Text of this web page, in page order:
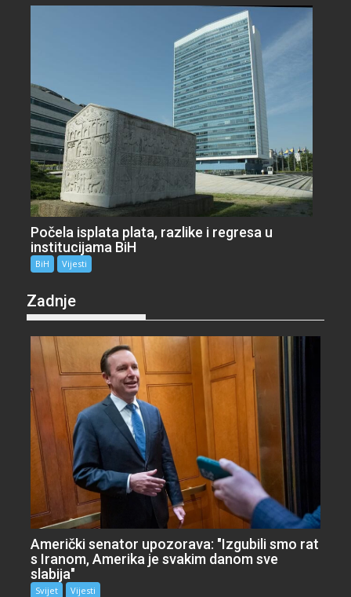
Počela isplata plata, razlike i regresa u
institucijama BiH
BiH Vijesti
Zadnje
Američki senator upozorava: "Izgubili smo rat
s Iranom, Amerika je svakim danom sve
slabija"
Svijet Vijesti